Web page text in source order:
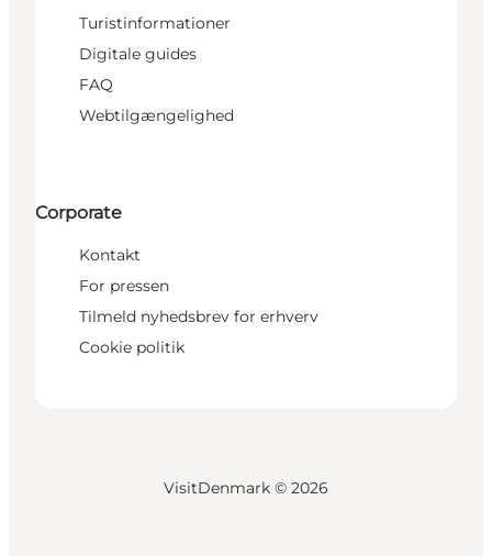
Turistinformationer
Digitale guides
FAQ
Webtilgængelighed
Corporate
Kontakt
For pressen
Tilmeld nyhedsbrev for erhverv
Cookie politik
VisitDenmark © 2026